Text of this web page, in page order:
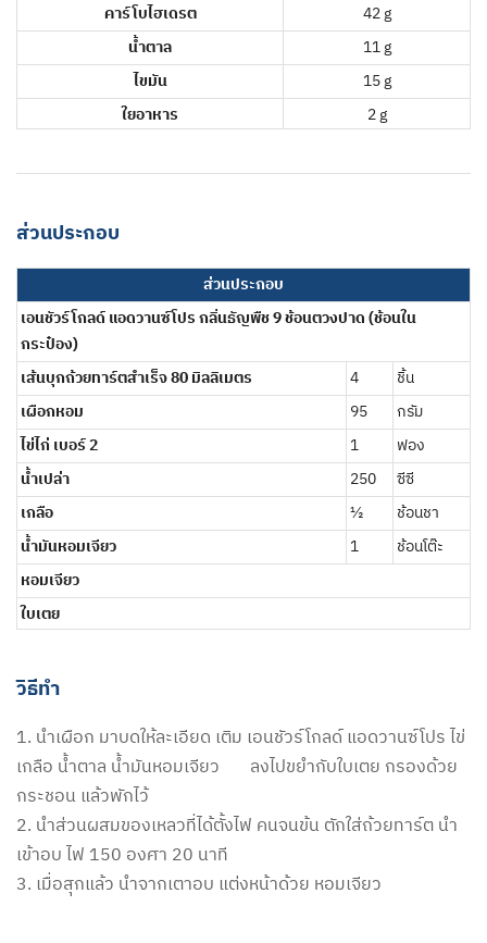
คาร์โบไฮเดรต
42 g
น้ำตาล
11 g
ไขมัน
15 g
ใยอาหาร
2 g
ส่วนประกอบ
ส่วนประกอบ
เอนชัวร์โกลด์ แอดวานซ์โปร กลิ่นธัญพืช 9 ช้อนตวงปาด (ช้อนใน
กระป๋อง)
เส้นบุกถ้วยทาร์ตสำเร็จ 80 มิลลิเมตร
4
ชิ้น
เผือกหอม
95
กรัม
ไข่ไก่ เบอร์ 2
1
ฟอง
น้ำเปล่า
250
ซีซี
เกลือ
½
ช้อนชา
น้ำมันหอมเจียว
1
ช้อนโต๊ะ
หอมเจียว
ใบเตย
วิธีทำ
1. นำเผือก มาบดให้ละเอียด เติม เอนชัวร์โกลด์ แอดวานซ์โปร ไข่
เกลือ น้ำตาล น้ำมันหอมเจียว ลงไปขยำกับใบเตย กรองด้วย
กระชอน แล้วพักไว้
2. นำส่วนผสมของเหลวที่ได้ตั้งไฟ คนจนข้น ตักใส่ถ้วยทาร์ต นำ
เข้าอบ ไฟ 150 องศา 20 นาที
3. เมื่อสุกแล้ว นำจากเตาอบ แต่งหน้าด้วย หอมเจียว